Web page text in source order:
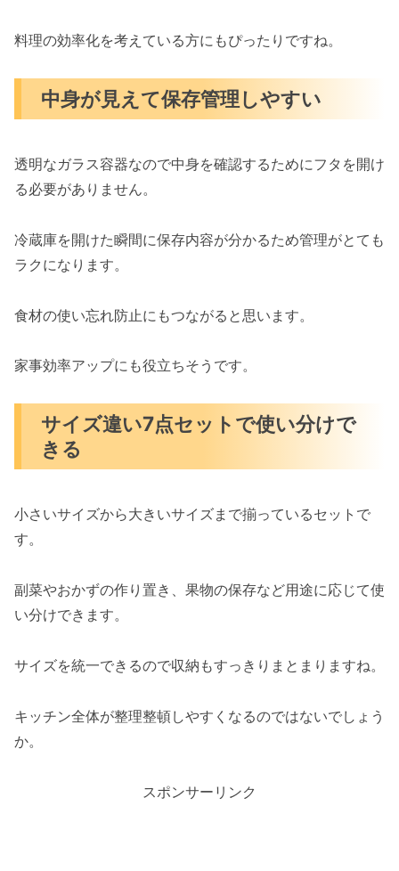
料理の効率化を考えている方にもぴったりですね。
中身が見えて保存管理しやすい
透明なガラス容器なので中身を確認するためにフタを開け
る必要がありません。
冷蔵庫を開けた瞬間に保存内容が分かるため管理がとても
ラクになります。
食材の使い忘れ防止にもつながると思います。
家事効率アップにも役立ちそうです。
サイズ違い7点セットで使い分けで
きる
小さいサイズから大きいサイズまで揃っているセットで
す。
副菜やおかずの作り置き、果物の保存など用途に応じて使
い分けできます。
サイズを統一できるので収納もすっきりまとまりますね。
キッチン全体が整理整頓しやすくなるのではないでしょう
か。
スポンサーリンク